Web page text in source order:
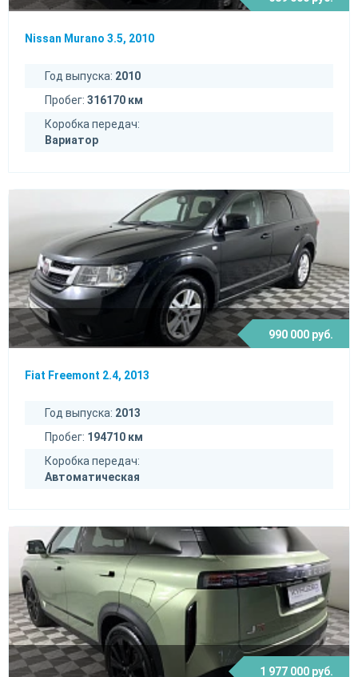
Nissan Murano 3.5, 2010
Год выпуска: 2010
Пробег: 316170 км
Коробка передач:
Вариатор
990 000 руб.
Fiat Freemont 2.4, 2013
Год выпуска: 2013
Пробег: 194710 км
Коробка передач:
Автоматическая
1 977 000 руб.